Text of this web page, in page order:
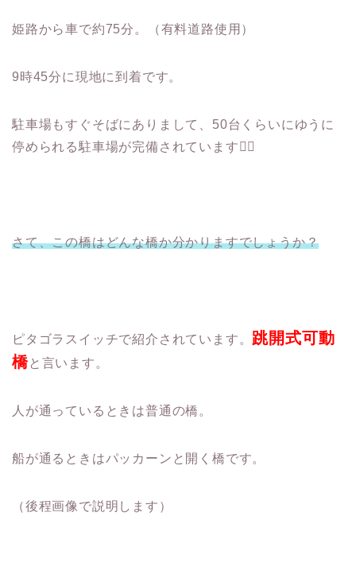
姫路から車で約75分。（有料道路使用）
9時45分に現地に到着です。
駐車場もすぐそばにありまして、 50台くらいにゆうに
停められる駐車場が完備されています 🙆‍♀️
さて、この橋はどんな橋か分かりますでしょうか？
ピタゴラスイッチで紹介されています。 跳開式可動
橋と言います。
人が通っているときは普通の橋。
船が通るときはパッカーンと開く橋です。
（後程画像で説明します）